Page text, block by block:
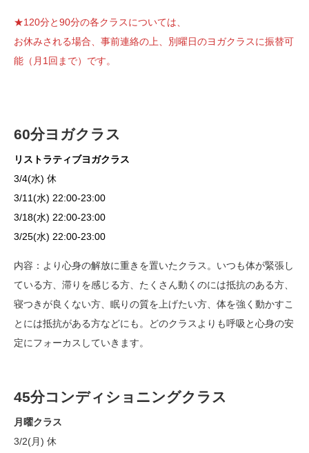
★120分と90分の各クラスについては、
お休みされる場合、事前連絡の上、別曜日のヨガクラスに振替可
能（月1回まで）です。
60分ヨガクラス
リストラティブヨガクラス
3/4(水) 休
3/11(水) 22:00-23:00
3/18(水) 22:00-23:00
3/25(水) 22:00-23:00
内容：より心身の解放に重きを置いたクラス。いつも体が緊張し
ている方、滞りを感じる方、たくさん動くのには抵抗のある方、
寝つきが良くない方、眠りの質を上げたい方、体を強く動かすこ
とには抵抗がある方などにも。どのクラスよりも呼吸と心身の安
定にフォーカスしていきます。
45分コンディショニングクラス
月曜クラス
3/2(月) 休